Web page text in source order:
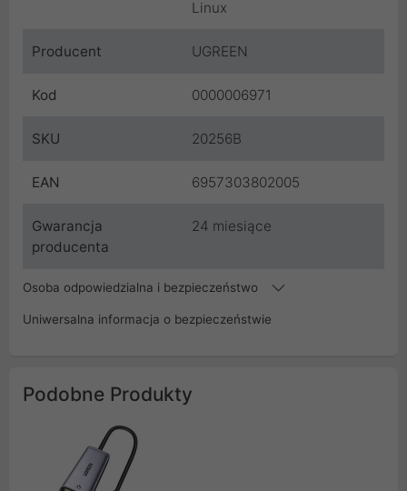
Linux
Producent UGREEN
Kod 0000006971
SKU 20256B
EAN 6957303802005
Gwarancja
producenta
24 miesiące
Osoba odpowiedzialna i bezpieczeństwo
Uniwersalna informacja o bezpieczeństwie
Podobne Produkty